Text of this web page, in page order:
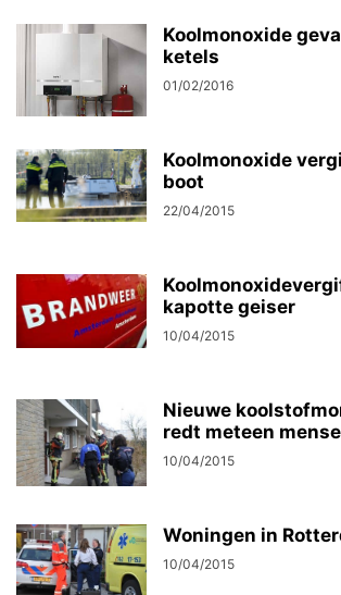
Koolmonoxide
ketels
01/02/2016
Koolmonoxide
boot
22/04/2015
kapotte geiser
10/04/2015
Nieuwe
redt meteen
10/04/2015
Woningen in
10/04/2015